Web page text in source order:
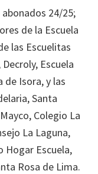
24/25;
de la Escuela
las Escuelitas
Escuela
de Isora, y las
Santa
Colegio La
La Laguna,
Hogar Escuela,
Rosa de Lima.